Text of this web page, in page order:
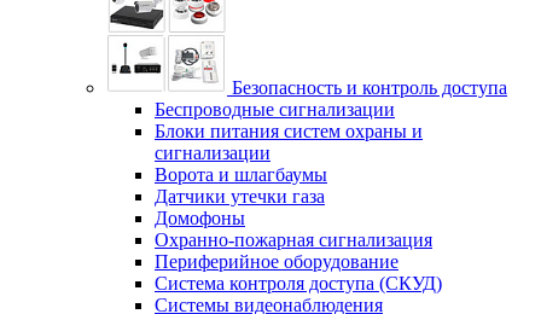
Безопасность и контроль доступа
Беспроводные сигнализации
Блоки питания систем охраны и
сигнализации
Ворота и шлагбаумы
Датчики утечки газа
Домофоны
Охранно-пожарная сигнализация
Периферийное оборудование
Система контроля доступа (СКУД)
Системы видеонаблюдения